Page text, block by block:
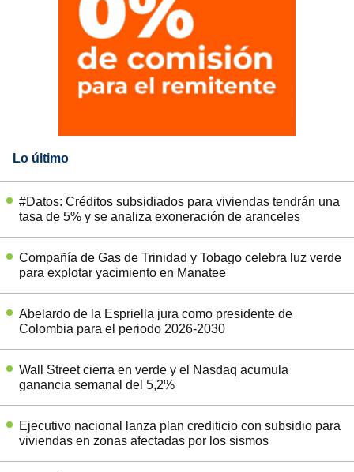
Lo último
#Datos: Créditos subsidiados para viviendas tendrán una
tasa de 5% y se analiza exoneración de aranceles
Compañía de Gas de Trinidad y Tobago celebra luz verde
para explotar yacimiento en Manatee
Abelardo de la Espriella jura como presidente de
Colombia para el periodo 2026-2030
Wall Street cierra en verde y el Nasdaq acumula
ganancia semanal del 5,2%
Ejecutivo nacional lanza plan crediticio con subsidio para
viviendas en zonas afectadas por los sismos